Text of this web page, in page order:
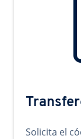
Solicita el